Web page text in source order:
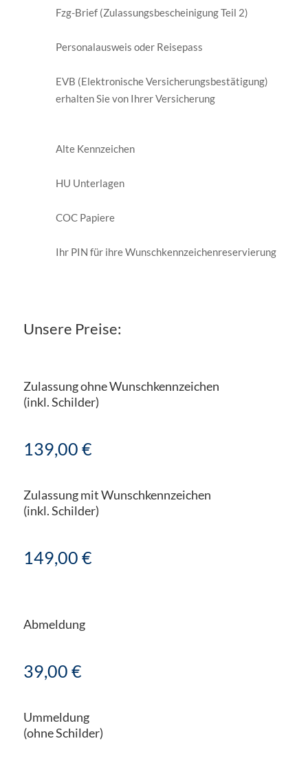
Fzg-Brief (Zulassungsbescheinigung Teil 2)
Personalausweis oder Reisepass
EVB (Elektronische Versicherungsbestätigung)
erhalten Sie von Ihrer Versicherung
Alte Kennzeichen
HU Unterlagen
COC Papiere
Ihr PIN für ihre Wunschkennzeichenreservierung
Unsere Preise:
Zulassung ohne Wunschkennzeichen
(inkl. Schilder)
139,00 €
Zulassung mit Wunschkennzeichen
(inkl. Schilder)
149,00 €
Abmeldung
39,00 €
Ummeldung
(ohne Schilder)